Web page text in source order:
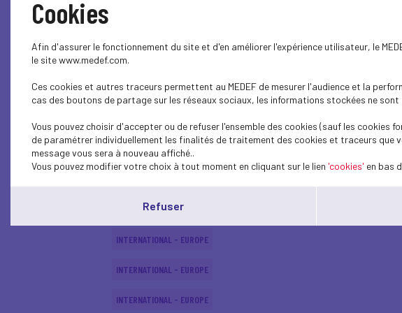
ECONOMY
ECONOMY
ECONOMY
INTERNATIONAL - EUROPE
INTERNATIONAL - EUROPE
INTERNATIONAL - EUROPE
INTERNATIONAL - EUROPE
Cookies
Afin d'assurer le fonctionnement du site et d'en améliorer l'expérience utilisateur, le
le site www.medef.com.
Ces cookies et autres traceurs permettent au MEDEF de mesurer l'audience et la
cas des boutons de partage sur les réseaux sociaux, les informations stockées ne
Vous pouvez choisir d'accepter ou de refuser l'ensemble des cookies (sauf les
de paramétrer individuellement les finalités de traitement des cookies et traceurs que
message vous sera à nouveau affiché..
Vous pouvez modifier votre choix à tout moment en cliquant sur le lien 'cookies' en bas
Refuser